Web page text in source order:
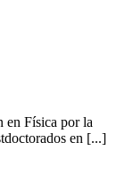
en Física por la
en [...]